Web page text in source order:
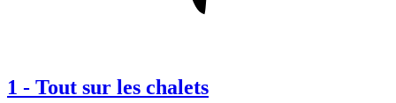
1 - Tout sur les chalets